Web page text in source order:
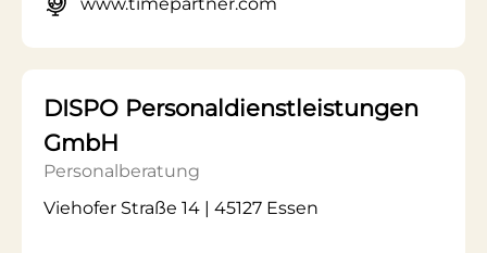
DISPO Personaldienstleistungen
GmbH
Personalberatung
Viehofer Straße 14 | 45127 Essen